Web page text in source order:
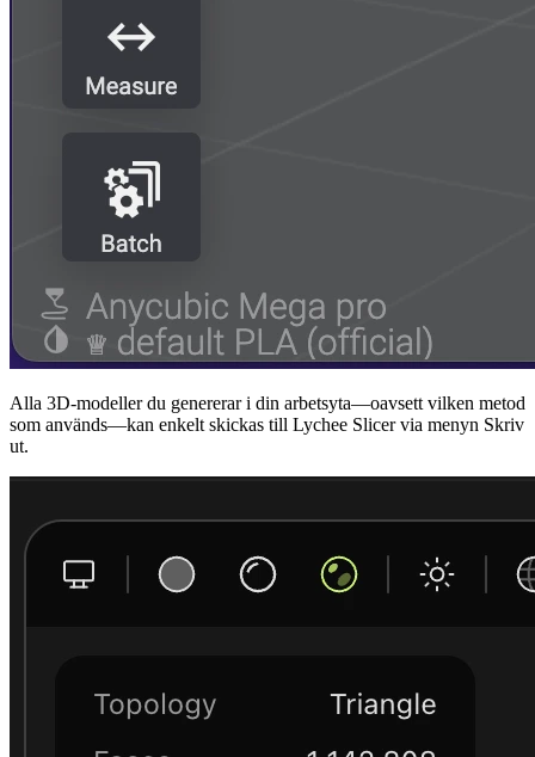
Alla 3D-modeller du genererar i din arbetsyta—oavsett vilken metod
som används—kan enkelt skickas till Lychee Slicer via menyn Skriv
ut.